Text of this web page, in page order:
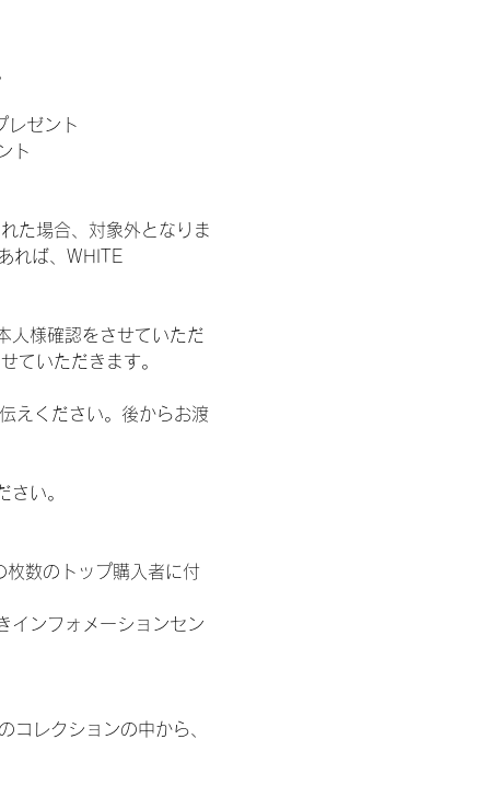
レゼント
ト
た場合、対象外となりま
れば、WHITE
人様確認をさせていただ
ていただきます。
えください。後からお渡
い。
数のトップ購入者に付
インフォメーションセン
レクションの中から、